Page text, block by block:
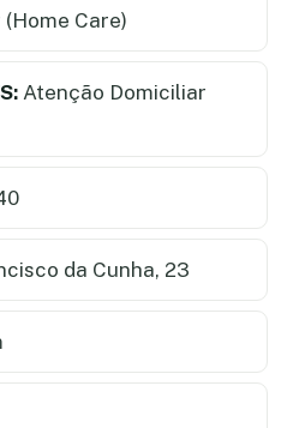
Care)
Atenção Domiciliar
da Cunha, 23